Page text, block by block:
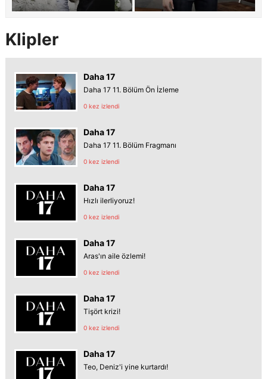
Klipler
Daha 17
Daha 17 11. Bölüm Ön İzleme
0 kez izlendi
Daha 17
Daha 17 11. Bölüm Fragmanı
0 kez izlendi
Daha 17
Hızlı ilerliyoruz!
0 kez izlendi
Daha 17
Aras'ın aile özlemi!
0 kez izlendi
Daha 17
Tişört krizi!
0 kez izlendi
Daha 17
Teo, Deniz'i yine kurtardı!